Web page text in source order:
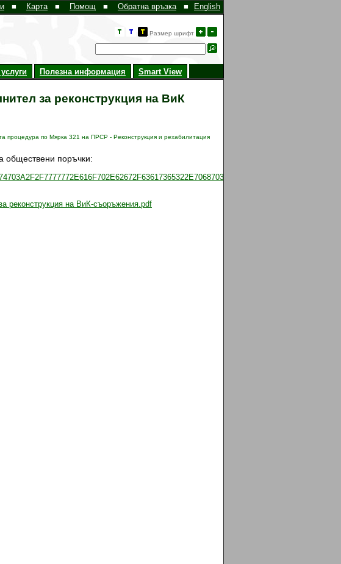
English
■ Карта ■ Помощ ■ Обратна връзка ■
Размер шрифт
Полезна информация Smart View
за реконструкция на ВиК
процедура по Мярка 321 на ПРСР - Реконструкция и рехабилитация
обществени поръчки:
реконструкция на ВиК-съоръжения.pdf